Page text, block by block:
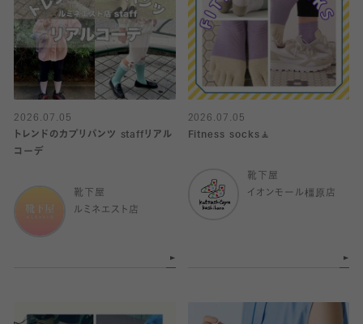
2026.07.05
トレンドのカプリパンツ staffリアル
コーデ
靴下屋
ルミネエスト店
2026.07.05
Fitness socks🧘
靴下屋
イオンモール橿原店